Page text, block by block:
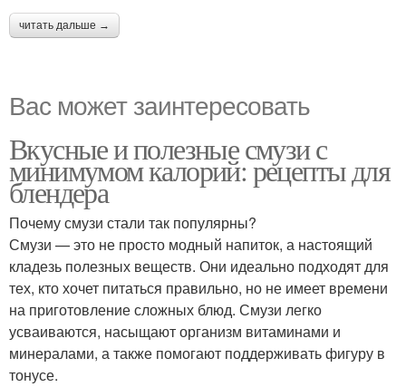
читать дальше →
Вас может заинтересовать
Вкусные и полезные смузи с
минимумом калорий: рецепты для
блендера
Почему смузи стали так популярны?
Смузи — это не просто модный напиток, а настоящий
кладезь полезных веществ. Они идеально подходят для
тех, кто хочет питаться правильно, но не имеет времени
на приготовление сложных блюд. Смузи легко
усваиваются, насыщают организм витаминами и
минералами, а также помогают поддерживать фигуру в
тонусе.